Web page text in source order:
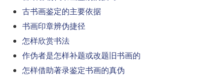
古书画鉴定的主要依据
书画印章辨伪捷径
怎样欣赏书法
作伪者是怎样补题或改题旧书画的
怎样借助著录鉴定书画的真伪